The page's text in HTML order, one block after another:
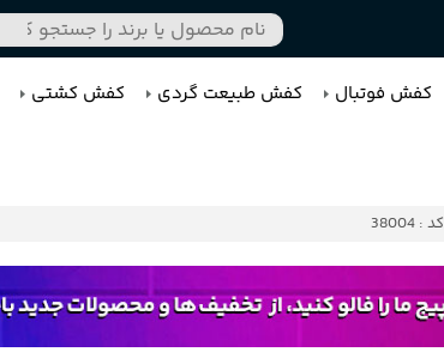
کفش فوتبال کفش طبیعت گردی کفش کشتی
کد : 38004